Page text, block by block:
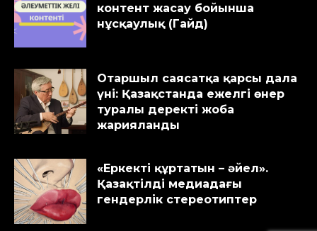
контент жасау бойынша
нұсқаулық (Гайд)
Отаршыл саясатқа қарсы дала
үні: Қазақстанда ежелгі өнер
туралы деректі жоба
жарияланды
«Еркекті құртатын – әйел».
Қазақтілді медиадағы
гендерлік стереотиптер